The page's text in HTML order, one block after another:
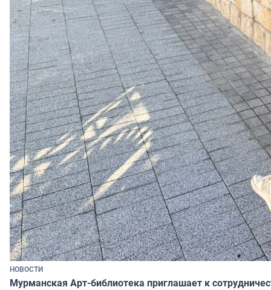
НОВОСТИ
Мурманская Арт-библиотека приглашает к